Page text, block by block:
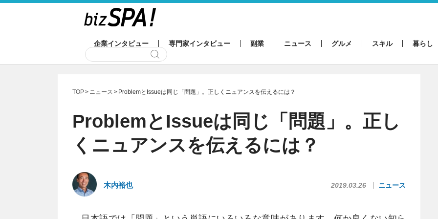
企業インタビュー 専門家インタビュー 副業 ニュース グルメ スキル 暮らし
TOP ニュース ProblemとIssueは同じ「問題」。正しくニュアンスを伝えるには？
ProblemとIssueは同じ「問題」。正し
くニュアンスを伝えるには？
木内裕也 2019.03.26 ニュース